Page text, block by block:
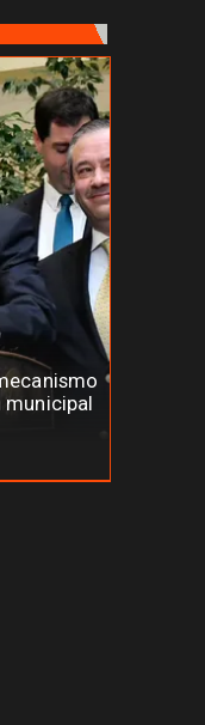
municipal